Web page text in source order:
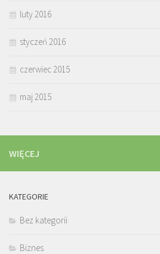
luty 2016
styczeń 2016
czerwiec 2015
maj 2015
WIĘCEJ
KATEGORIE
Bez kategorii
Biznes